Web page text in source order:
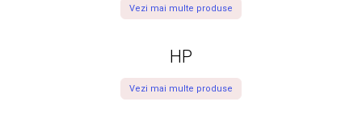
Vezi mai multe produse
HP
Vezi mai multe produse